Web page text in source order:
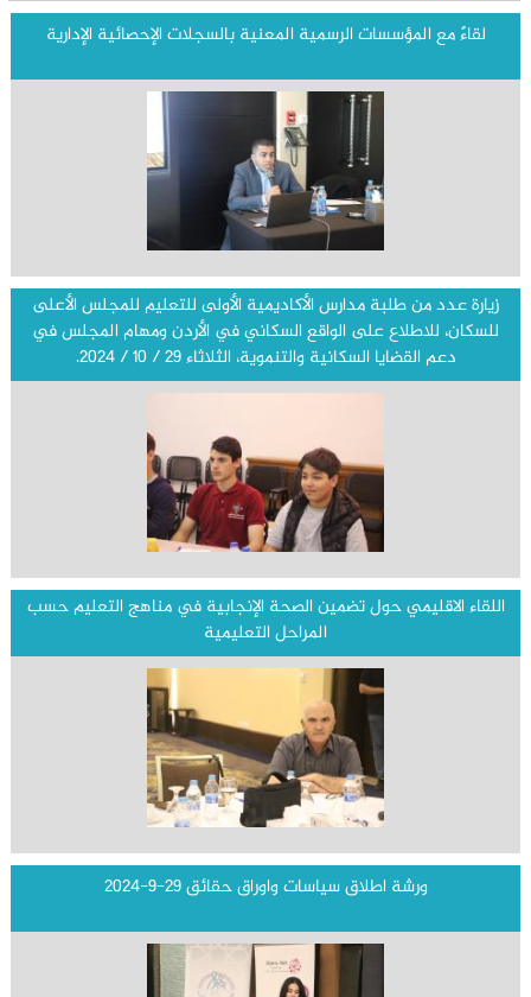
لقاءً مع المؤسسات الرسمية المعنية بالسجلات الإحصائية الإدارية
زيارة عدد من طلبة مدارس الأكاديمية الأولى للتعليم للمجلس الأعلى
للسكان، للاطلاع على الواقع السكاني في الأردن ومهام المجلس في
دعم القضايا السكانية والتنموية، الثلاثاء 29 / 10 / 2024.
اللقاء الاقليمي حول تضمين الصحة الإنجابية في مناهج التعليم حسب
المراحل التعليمية
ورشة اطلاق سياسات واوراق حقائق 29-9-2024